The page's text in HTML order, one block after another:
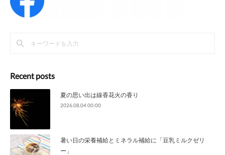
Recent posts
夏の思い出は線香花火の香り
2026.08.04 00:00
暑い日の栄養補給とミネラル補給に「豆乳ミルクゼリ
ー」